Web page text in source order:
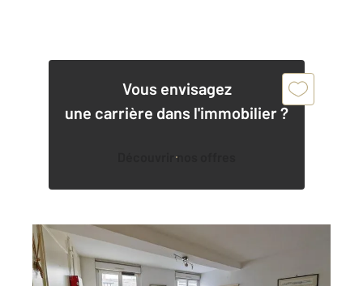
Vous envisagez
une carrière dans l'immobilier ?
Découvrir nos offres
CHALONS EN CHAMPAGNE 51
65,11 m2, 2 pièces
Ref : 7962